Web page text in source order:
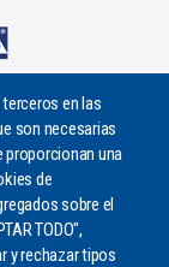
en las
son necesarias
una
de
sobre el
TODO",
y rechazar tipos